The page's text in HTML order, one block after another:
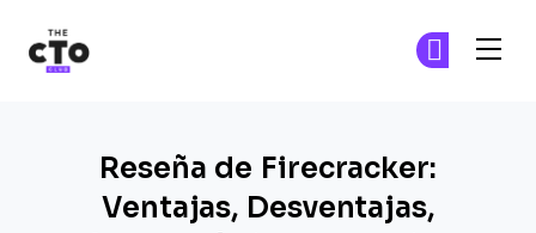
Reseña de Firecracker:
Ventajas, Desventajas,